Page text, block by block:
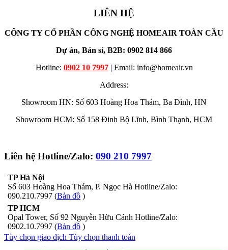
LIÊN HỆ
CÔNG TY CỔ PHẦN CÔNG NGHỆ HOMEAIR TOÀN CẦU
Dự án, Bán sỉ, B2B: 0902 814 866
Hotline: 0902 10 7997| Email: info@homeair.vn
Address:
Showroom HN: Số 603 Hoàng Hoa Thám, Ba Đình, HN
Showroom HCM: Số 158 Đinh Bộ Lĩnh, Bình Thạnh, HCM
Liên hệ Hotline/Zalo: 090 210 7997
TP Hà Nội
Số 603 Hoàng Hoa Thám, P. Ngọc Hà Hotline/Zalo:
090.210.7997 (Bản đồ )
TP HCM
Opal Tower, Số 92 Nguyễn Hữu Cảnh Hotline/Zalo:
0902.10.7997 (Bản đồ )
Tùy chọn giao dịch Tùy chọn thanh toán